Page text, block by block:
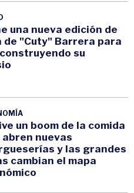
una nueva edición de
de "Cuty" Barrera para
su
un boom de la comida
nuevas
y las grandes
cambian el mapa